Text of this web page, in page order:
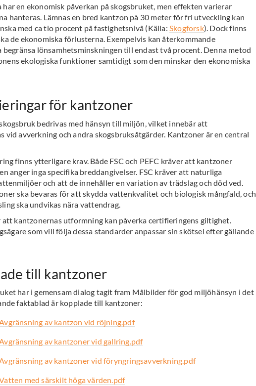
en ekonomisk påverkan på skogsbruket, men effekten varierar
hanteras. Lämnas en bred kantzon på 30 meter för fri utveckling kan
med ca tio procent på fastighetsnivå (Källa:Skogforsk). Dock finns
de ekonomiska förlusterna. Exempelvis kan återkommande
lönsamhetsminskningen till endast två procent. Denna metod
ekologiska funktioner samtidigt som den minskar den ekonomiska
för kantzoner
bedrivas med hänsyn till miljön, vilket innebär att
vid avverkning och andra skogsbruksåtgärder. Kantzoner är en central
finns ytterligare krav. Både FSC och PEFC kräver att kantzoner
anger inga specifika breddangivelser. FSC kräver att naturliga
och att de innehåller en variation av trädslag och död ved.
ska bevaras för att skydda vattenkvalitet och biologisk mångfald, och
ska undvikas nära vattendrag.
kantzonernas utformning kan påverka certifieringens giltighet.
som vill följa dessa standarder anpassar sin skötsel efter gällande
till kantzoner
har i gemensam dialog tagit fram Målbilder för god miljöhänsyn i det
faktablad är kopplade till kantzoner:
av kantzon vid röjning.pdf
av kantzoner vid gallring.pdf
av kantzoner vid föryngringsavverkning.pdf
med särskilt höga värden.pdf